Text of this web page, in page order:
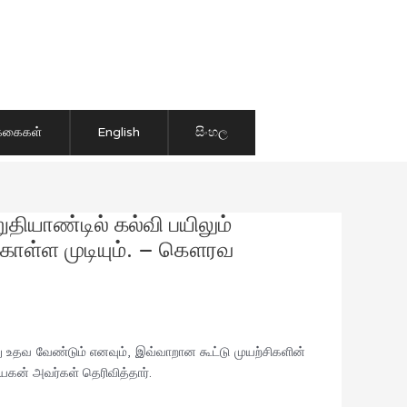
English සිංහල
கல்வி பயிலும்
முடியும். – கௌரவ
வேண்டும் எனவும், இவ்வாறான கூட்டு முயற்சிகளின்
அவர்கள் தெரிவித்தார்.